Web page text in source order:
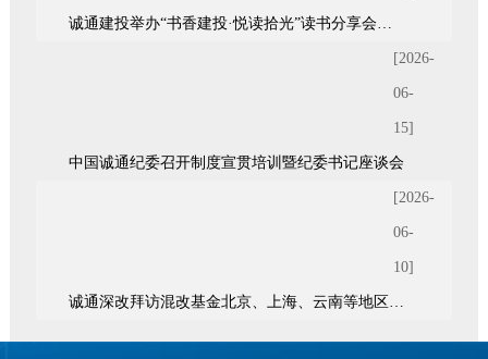
诚通建投举办“书香建投·悦读拾光”读书分享会暨青年统战座谈会
[2026-
06-
15]
中国诚通纪委召开制度宣贯培训暨纪委书记座谈会
[2026-
06-
10]
诚通深改拜访混改基金北京、上海、云南等地区7家股东单位